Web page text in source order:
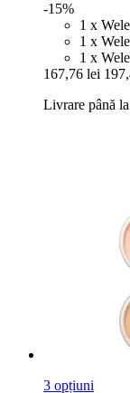
-15%
1 x
1 x
1 x
167,76 lei
Livrare până
3 opțiuni